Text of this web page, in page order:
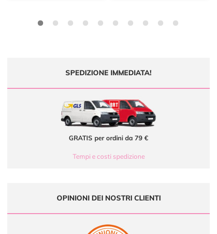
SPEDIZIONE IMMEDIATA!
GRATIS per ordini da 79 €
Tempi e costi spedizione
OPINIONI DEI NOSTRI CLIENTI